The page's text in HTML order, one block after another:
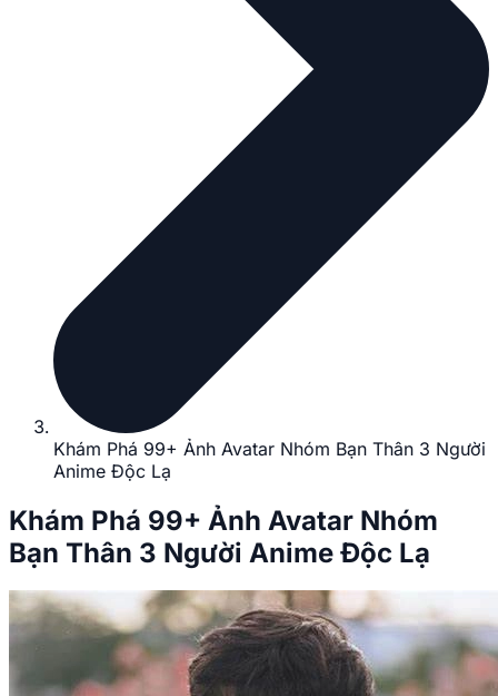
Khám Phá 99+ Ảnh Avatar Nhóm Bạn Thân 3 Người
Anime Độc Lạ
Khám Phá 99+ Ảnh Avatar Nhóm
Bạn Thân 3 Người Anime Độc Lạ